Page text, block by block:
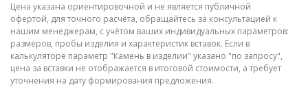
Цена указана ориентировочной и не является публичной
офертой, для точного расчёта, обращайтесь за консультацией к
нашим менеджерам, с учётом ваших индивидуальных параметров:
размеров, пробы изделия и характеристик вставок. Если в
калькуляторе параметр "Камень в изделии" указано "по запросу",
цена за вставки не отображается в итоговой стоимости, а требует
уточнения на дату формирования предложения.